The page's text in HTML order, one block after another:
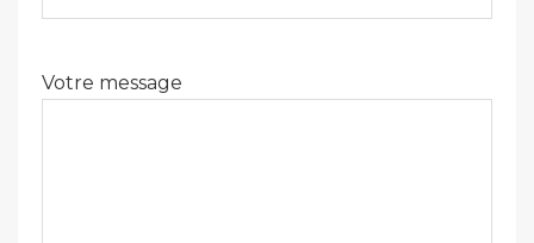
Votre message